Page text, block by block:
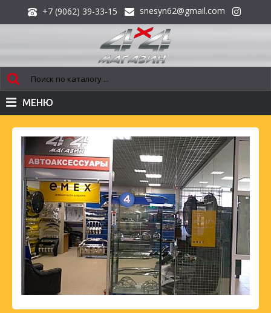
+7 (9062) 39-33-15 snesyn62@gmail.com
МЕНЮ